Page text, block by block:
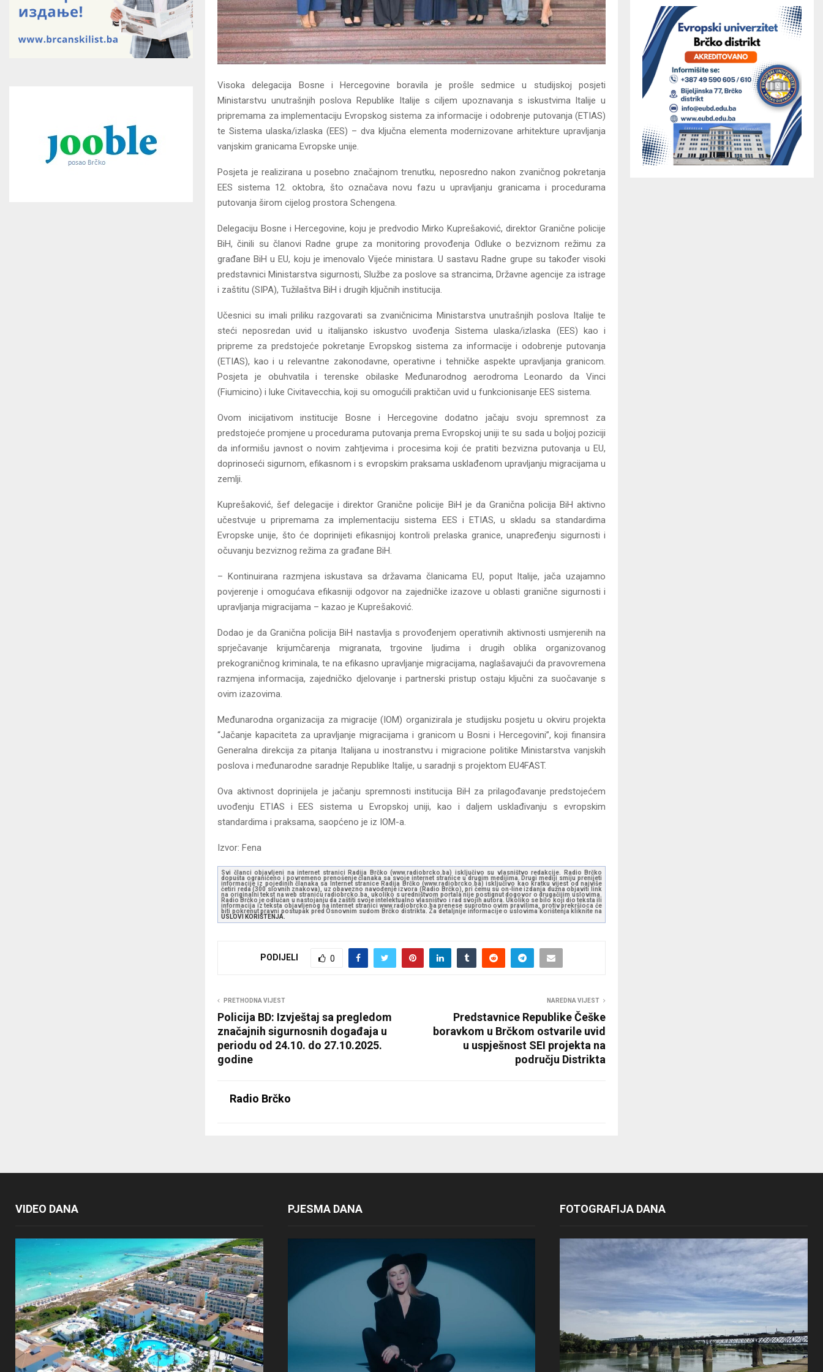
Visoka delegacija Bosne i Hercegovine boravila je prošle sedmice u studijskoj posjeti
Ministarstvu unutrašnjih poslova Republike Italije s ciljem upoznavanja s iskustvima Italije u
pripremama za implementaciju Evropskog sistema za informacije i odobrenje putovanja (ETIAS)
te Sistema ulaska/izlaska (EES) – dva ključna elementa modernizovane arhitekture upravljanja
vanjskim granicama Evropske unije.
Posjeta je realizirana u posebno značajnom trenutku, neposredno nakon zvaničnog pokretanja
EES sistema 12. oktobra, što označava novu fazu u upravljanju granicama i procedurama
putovanja širom cijelog prostora Schengena.
Delegaciju Bosne i Hercegovine, koju je predvodio Mirko Kuprešaković, direktor Granične policije
BiH, činili su članovi Radne grupe za monitoring provođenja Odluke o bezviznom režimu za
građane BiH u EU, koju je imenovalo Vijeće ministara. U sastavu Radne grupe su također visoki
predstavnici Ministarstva sigurnosti, Službe za poslove sa strancima, Državne agencije za istrage
i zaštitu (SIPA), Tužilaštva BiH i drugih ključnih institucija.
Učesnici su imali priliku razgovarati sa zvaničnicima Ministarstva unutrašnjih poslova Italije te
steći neposredan uvid u italijansko iskustvo uvođenja Sistema ulaska/izlaska (EES) kao i
pripreme za predstojeće pokretanje Evropskog sistema za informacije i odobrenje putovanja
(ETIAS), kao i u relevantne zakonodavne, operativne i tehničke aspekte upravljanja granicom.
Posjeta je obuhvatila i terenske obilaske Međunarodnog aerodroma Leonardo da Vinci
(Fiumicino) i luke Civitavecchia, koji su omogućili praktičan uvid u funkcionisanje EES sistema.
Ovom inicijativom institucije Bosne i Hercegovine dodatno jačaju svoju spremnost za
predstojeće promjene u procedurama putovanja prema Evropskoj uniji te su sada u boljoj poziciji
da informišu javnost o novim zahtjevima i procesima koji će pratiti bezvizna putovanja u EU,
doprinosеći sigurnom, efikasnom i s evropskim praksama usklađenom upravljanju migracijama u
zemlji.
Kuprešaković, šef delegacije i direktor Granične policije BiH je da Granična policija BiH aktivno
učestvuje u pripremama za implementaciju sistema EES i ETIAS, u skladu sa standardima
Evropske unije, što će doprinijeti efikasnijoj kontroli prelaska granice, unapređenju sigurnosti i
očuvanju bezviznog režima za građane BiH.
– Kontinuirana razmjena iskustava sa državama članicama EU, poput Italije, jača uzajamno
povjerenje i omogućava efikasniji odgovor na zajedničke izazove u oblasti granične sigurnosti i
upravljanja migracijama – kazao je Kuprešaković.
Dodao je da Granična policija BiH nastavlja s provođenjem operativnih aktivnosti usmjerenih na
sprječavanje krijumčarenja migranata, trgovine ljudima i drugih oblika organizovanog
prekograničnog kriminala, te na efikasno upravljanje migracijama, naglašavajući da pravovremena
razmjena informacija, zajedničko djelovanje i partnerski pristup ostaju ključni za suočavanje s
ovim izazovima.
Međunarodna organizacija za migracije (IOM) organizirala je studijsku posjetu u okviru projekta
“Jačanje kapaciteta za upravljanje migracijama i granicom u Bosni i Hercegovini”, koji finansira
Generalna direkcija za pitanja Italijana u inostranstvu i migracione politike Ministarstva vanjskih
poslova i međunarodne saradnje Republike Italije, u saradnji s projektom EU4FAST.
Ova aktivnost doprinijela je jačanju spremnosti institucija BiH za prilagođavanje predstojećem
uvođenju ETIAS i EES sistema u Evropskoj uniji, kao i daljem usklađivanju s evropskim
standardima i praksama, saopćeno je iz IOM-a.
Izvor: Fena
Svi članci objavljeni na internet stranici Radija Brčko (www.radiobrcko.ba) isključivo su vlasništvo redakcije. Radio Brčko
dopušta ograničeno i povremeno prenošenje članaka sa svoje internet stranice u drugim medijima. Drugi mediji smiju prenijeti
informacije iz pojedinih članaka sa Internet stranice Radija Brčko (www.radiobrcko.ba) isključivo kao kratku vijest od najviše
četiri reda (300 slovnih znakova), uz obavezno navođenje izvora (Radio Brčko), pri čemu su on-line izdanja dužna objaviti link
na originalni tekst na web stranicu radiobrcko.ba, ukoliko s uredništvom portala nije postignut dogovor o drugačijim uslovima.
Radio Brčko je odlučan u nastojanju da zaštiti svoje intelektualno vlasništvo i rad svojih autora. Ukoliko se bilo koji dio teksta ili
informacija iz teksta objavljenog na internet stranici www.radiobrcko.ba prenese suprotno ovim pravilima, protiv prekršioca će
biti pokrenut pravni postupak pred Osnovnim sudom Brčko distrikta. Za detaljnije informacije o uslovima korištenja kliknite na
USLOVI KORIŠTENJA.
PODIJELI 0
PRETHODNA VIJEST
Policija BD: Izvještaj sa pregledom
značajnih sigurnosnih događaja u
periodu od 24.10. do 27.10.2025.
godine
NAREDNA VIJEST
Predstavnice Republike Češke
boravkom u Brčkom ostvarile uvid
u uspješnost SEI projekta na
području Distrikta
Radio Brčko
VIDEO DANA PJESMA DANA FOTOGRAFIJA DANA